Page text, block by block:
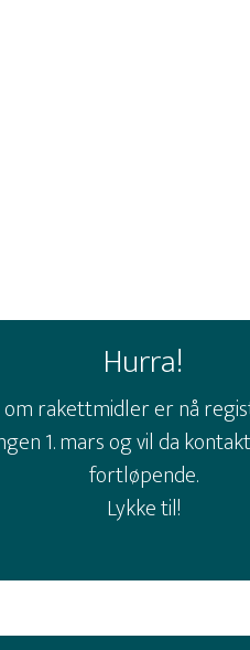
Hurra!
om rakettmidler er nå
1. mars og vil da
fortløpende.
Lykke til!